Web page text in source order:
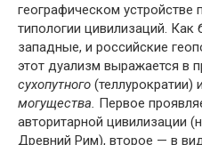
географическом устройстве
типологии цивилизаций.
западные, и российские
этот дуализм выражается в
сухопутного (теллурократии) и
могущества. Первое
авторитарной цивилизации
Древний Рим), второе — в